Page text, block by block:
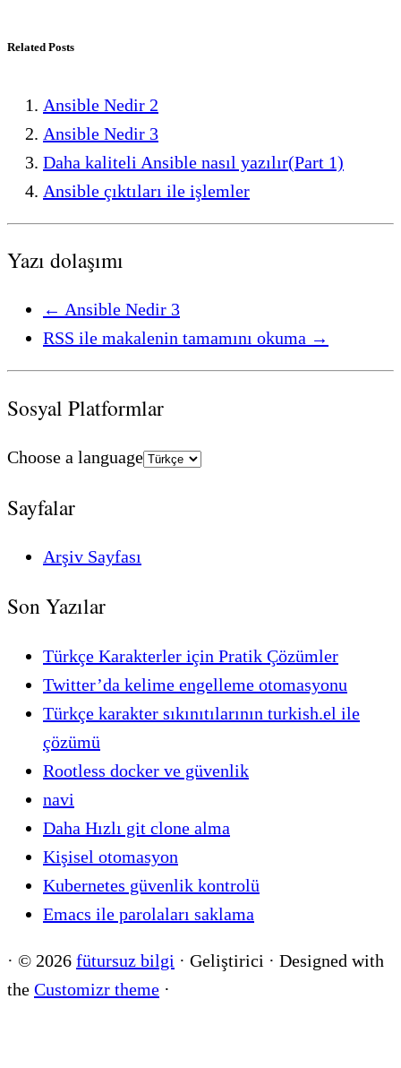
Related Posts
Ansible Nedir 2
Ansible Nedir 3
Daha kaliteli Ansible nasıl yazılır(Part 1)
Ansible çıktıları ile işlemler
Yazı dolaşımı
← Ansible Nedir 3
RSS ile makalenin tamamını okuma →
Sosyal Platformlar
Choose a language
Sayfalar
Arşiv Sayfası
Son Yazılar
Türkçe Karakterler için Pratik Çözümler
Twitter’da kelime engelleme otomasyonu
Türkçe karakter sıkınıtılarının turkish.el ile
çözümü
Rootless docker ve güvenlik
navi
Daha Hızlı git clone alma
Kişisel otomasyon
Kubernetes güvenlik kontrolü
Emacs ile parolaları saklama
· © 2026 fütursuz bilgi · Geliştirici · Designed with
the Customizr theme ·